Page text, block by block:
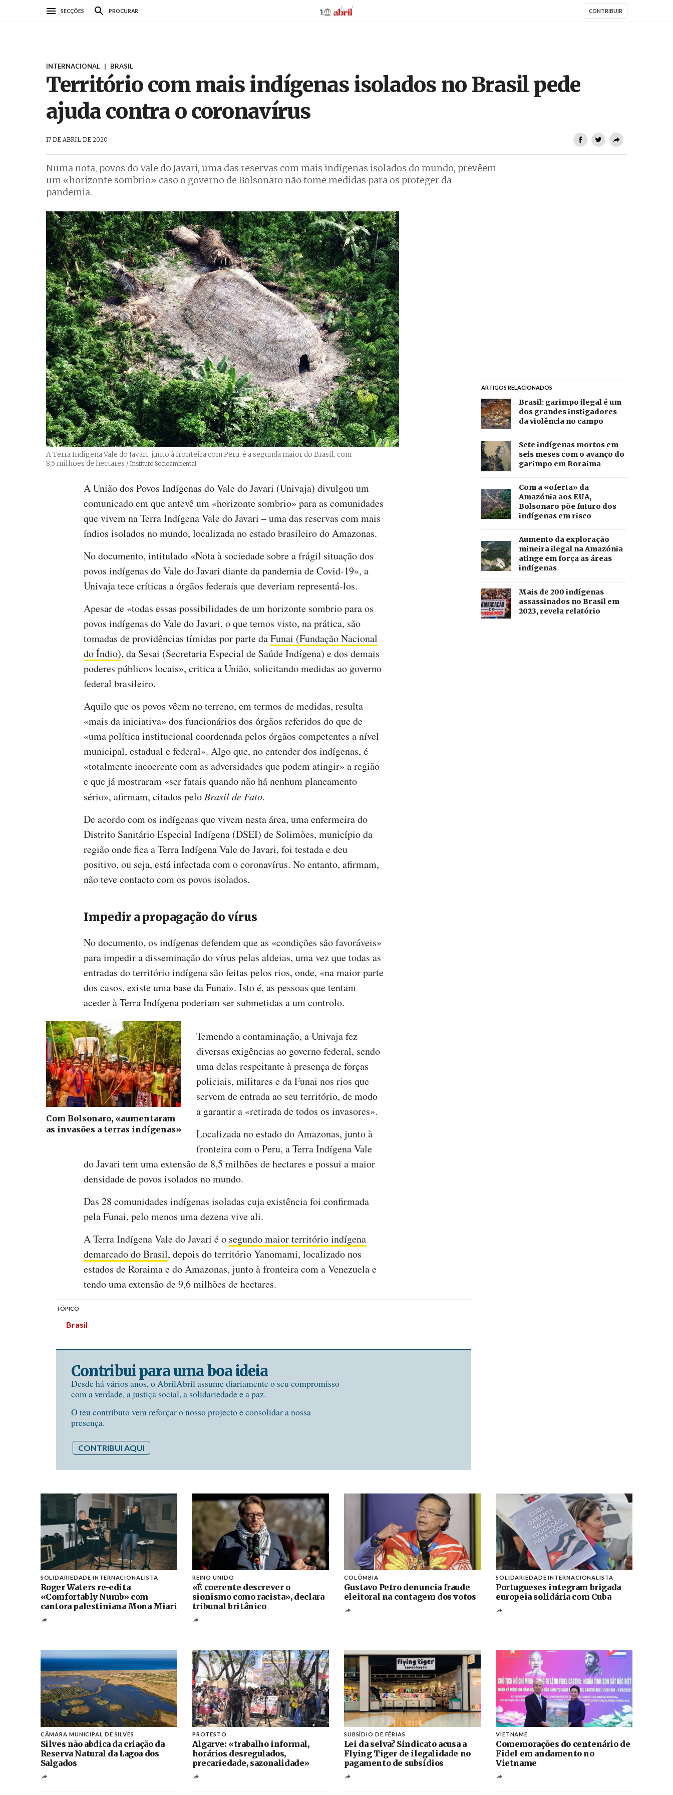
SECÇÕES PROCURAR AbrilAbril CONTRIBUIR
INTERNACIONAL | BRASIL
Território com mais indígenas isolados no Brasil pede
ajuda contra o coronavírus
17 DE ABRIL DE 2020
Numa nota, povos do Vale do Javari, uma das reservas com mais indígenas isolados do mundo, prevêem
um «horizonte sombrio» caso o governo de Bolsonaro não tome medidas para os proteger da
pandemia.
A Terra Indígena Vale do Javari, junto à fronteira com Peru, é a segunda maior do Brasil, com
8,5 milhões de hectares Créditos
/ Instituto Socioambiental
A União dos Povos Indígenas do Vale do Javari (Univaja) divulgou um
comunicado em que antevê um «horizonte sombrio» para as comunidades
que vivem na Terra Indígena Vale do Javari – uma das reservas com mais
índios isolados no mundo, localizada no estado brasileiro do Amazonas.
No documento, intitulado «Nota à sociedade sobre a frágil situação dos
povos indígenas do Vale do Javari diante da pandemia de Covid-19», a
Univaja tece críticas a órgãos federais que deveriam representá-los.
Apesar de «todas essas possibilidades de um horizonte sombrio para os
povos indígenas do Vale do Javari, o que temos visto, na prática, são
tomadas de providências tímidas por parte daFunai (Fundação Nacional
do Índio), da Sesai (Secretaria Especial de Saúde Indígena) e dos demais
poderes públicos locais», critica a União, solicitando medidas ao governo
federal brasileiro.
Aquilo que os povos vêem no terreno, em termos de medidas, resulta
«mais da iniciativa» dos funcionários dos órgãos referidos do que de
«uma política institucional coordenada pelos órgãos competentes a nível
municipal, estadual e federal». Algo que, no entender dos indígenas, é
«totalmente incoerente com as adversidades que podem atingir» a região
e que já mostraram «ser fatais quando não há nenhum planeamento
sério», afirmam, citados peloBrasil de Fato.
De acordo com os indígenas que vivem nesta área, uma enfermeira do
Distrito Sanitário Especial Indígena (DSEI) de Solimões, município da
região onde fica a Terra Indígena Vale do Javari, foi testada e deu
positivo, ou seja, está infectada com o coronavírus. No entanto, afirmam,
não teve contacto com os povos isolados.
Impedir a propagação do vírus
No documento, os indígenas defendem que as «condições são favoráveis»
para impedir a disseminação do vírus pelas aldeias, uma vez que todas as
entradas do território indígena são feitas pelos rios, onde, «na maior parte
dos casos, existe uma base da Funai». Isto é, as pessoas que tentam
aceder à Terra Indígena poderiam ser submetidas a um controlo.
Com Bolsonaro, «aumentaram
as invasões a terras indígenas»
Temendo a contaminação, a Univaja fez
diversas exigências ao governo federal, sendo
uma delas respeitante à presença de forças
policiais, militares e da Funai nos rios que
servem de entrada ao seu território, de modo
a garantir a «retirada de todos os invasores».
Localizada no estado do Amazonas, junto à
fronteira com o Peru, a Terra Indígena Vale
do Javari tem uma extensão de 8,5 milhões de hectares e possui a maior
densidade de povos isolados no mundo.
Das 28 comunidades indígenas isoladas cuja existência foi confirmada
pela Funai, pelo menos uma dezena vive ali.
A Terra Indígena Vale do Javari é o segundo maior território indígena
demarcado do Brasil, depois do território Yanomami, localizado nos
estados de Roraima e do Amazonas, junto à fronteira com a Venezuela e
tendo uma extensão de 9,6 milhões de hectares.
TÓPICO
Brasil
Contribui para uma boa ideia
Desde há vários anos, o AbrilAbril assume diariamente o seu compromisso
com a verdade, a justiça social, a solidariedade e a paz.
O teu contributo vem reforçar o nosso projecto e consolidar a nossa
presença.
CONTRIBUI AQUI
ARTIGOS RELACIONADOS
Brasil: garimpo ilegal é um
dos grandes instigadores
da violência no campo
Sete indígenas mortos em
seis meses com o avanço do
garimpo em Roraima
Com a «oferta» da
Amazónia aos EUA,
Bolsonaro põe futuro dos
indígenas em risco
Aumento da exploração
mineira ilegal na Amazónia
atinge em força as áreas
indígenas
Mais de 200 indígenas
assassinados no Brasil em
2023, revela relatório
SOLIDARIEDADE INTERNACIONALISTA
Roger Waters re-edita
«Comfortably Numb» com
cantora palestiniana Mona Miari
REINO UNIDO
«É coerente descrever o
sionismo como racista», declara
tribunal britânico
COLÔMBIA
Gustavo Petro denuncia fraude
eleitoral na contagem dos votos
SOLIDARIEDADE INTERNACIONALISTA
Portugueses integram brigada
europeia solidária com Cuba
CÂMARA MUNICIPAL DE SILVES
Silves não abdica da criação da
Reserva Natural da Lagoa dos
Salgados
PROTESTO
Algarve: «trabalho informal,
horários desregulados,
precariedade, sazonalidade»
SUBSÍDIO DE FÉRIAS
Lei da selva? Sindicato acusa a
Flying Tiger de ilegalidade no
pagamento de subsídios
VIETNAME
Comemorações do centenário de
Fidel em andamento no
Vietname